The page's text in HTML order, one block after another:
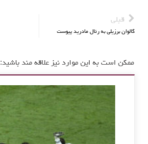
قبلی
گالوان برزیلی به رئال مادرید پیوست
ممکن است به این موارد نیز علاقه مند باشید: